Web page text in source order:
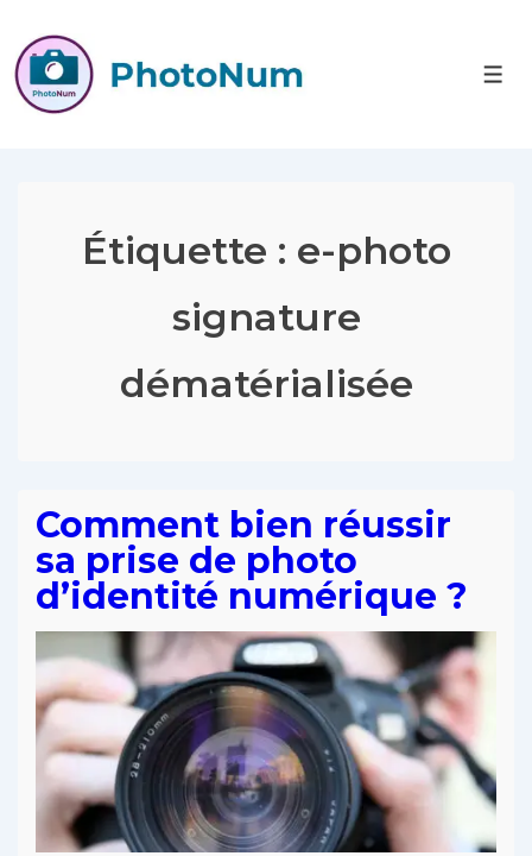
Étiquette : e-photo
signature
dématérialisée
Comment bien réussir
sa prise de photo
d’identité numérique ?